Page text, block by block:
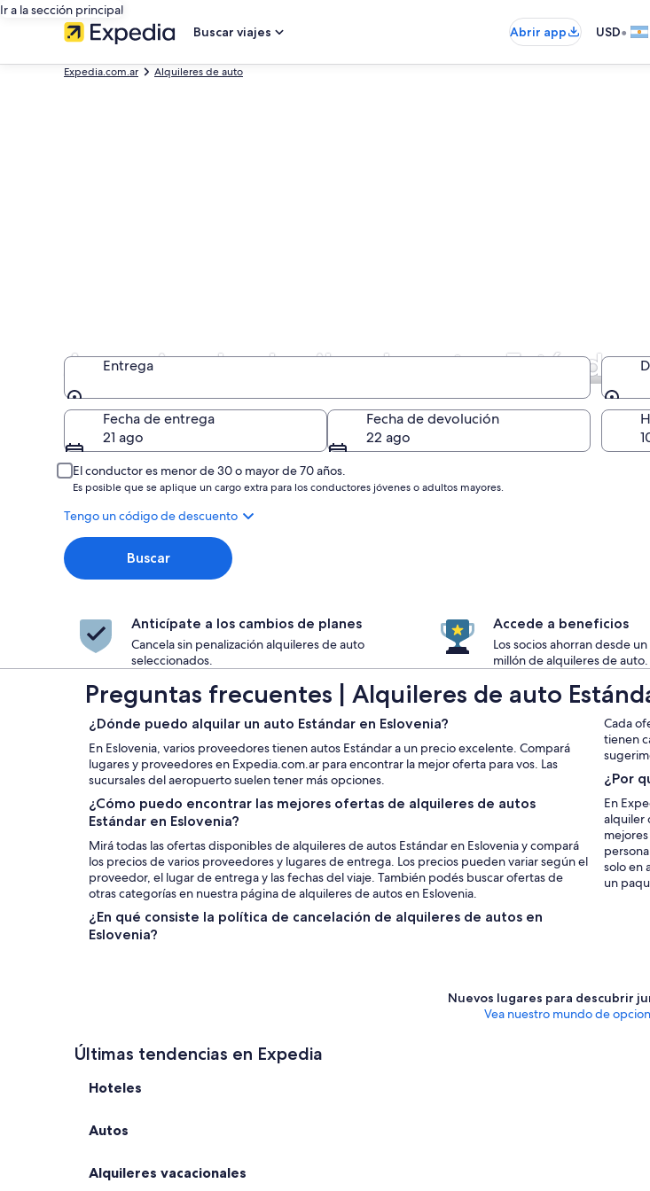
Ir a la sección principal
Buscar viajes
Abrir app USD•
Expedia.com.ar Alquileres de auto
Agencias de alquiler de autos Estándar
Entrega
Entrega
Fecha de entrega
21 ago
Fecha de devolución
22 ago
El conductor es menor de 30 o mayor de 70 años.
Es posible que se aplique un cargo extra para los conductores jóvenes o adultos mayores.
Tengo un código de descuento
Buscar
Anticípate a los cambios de planes
Cancela sin penalización alquileres de auto
seleccionados.
Accede a beneficios
Los socios ahorran desde
millón de alquileres de auto.
Preguntas frecuentes | Alquileres de auto
¿Dónde puedo alquilar un auto Estándar en Eslovenia?
En Eslovenia, varios proveedores tienen autos Estándar a un precio excelente. Compará
lugares y proveedores en Expedia.com.ar para encontrar la mejor oferta para vos. Las
sucursales del aeropuerto suelen tener más opciones.
¿Cómo puedo encontrar las mejores ofertas de alquileres de autos
Estándar en Eslovenia?
Mirá todas las ofertas disponibles de alquileres de autos Estándar en Eslovenia y compará
los precios de varios proveedores y lugares de entrega. Los precios pueden variar según el
proveedor, el lugar de entrega y las fechas del viaje. También podés buscar ofertas de
otras categorías en nuestra página de alquileres de autos en Eslovenia.
¿En qué consiste la política de cancelación de alquileres de autos en
Eslovenia?
Cada
tienen
¿Por
En
alquiler
solo en
un
Nuevos lugares para descubrir
Vea nuestro mundo de
Últimas tendencias en Expedia
Hoteles
Autos
Alquileres vacacionales